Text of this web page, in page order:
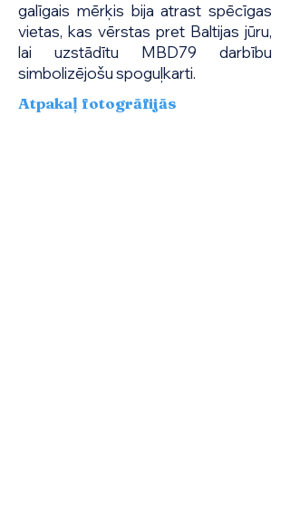
galīgais mērķis bija atrast spēcīgas
vietas, kas vērstas pret Baltijas jūru,
lai uzstādītu MBD79 darbību
simbolizējošu spoguļkarti.
Atpakaļ fotogrāfijās